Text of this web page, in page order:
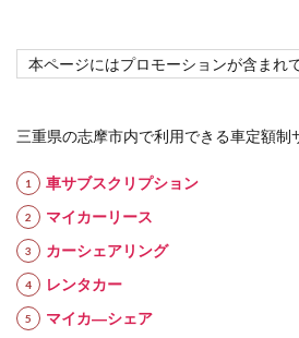
本ページにはプロモーションが含まれ
三重県の志摩市内で利用できる車定額制
車サブスクリプション
マイカーリース
カーシェアリング
レンタカー
マイカ―シェア